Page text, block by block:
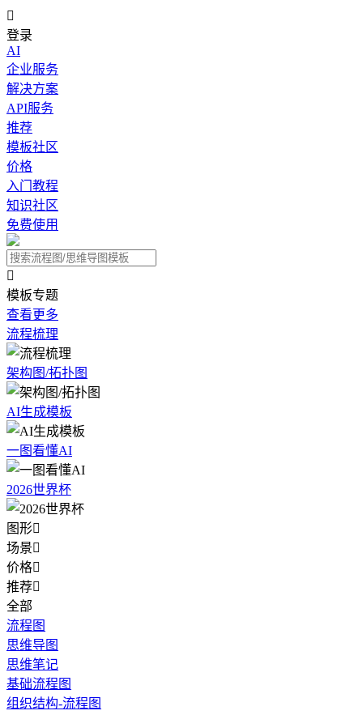

登录
AI
企业服务
解决方案
API服务
推荐
模板社区
价格
入门教程
知识社区
免费使用

模板专题
查看更多
流程梳理
架构图/拓扑图
AI生成模板
一图看懂AI
2026世界杯
图形
场景
价格
推荐
全部
流程图
思维导图
思维笔记
基础流程图
组织结构-流程图